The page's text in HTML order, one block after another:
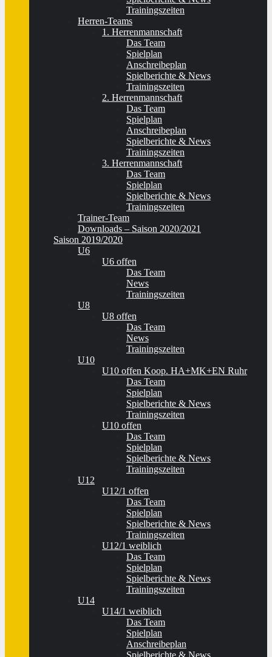
Trainingszeiten
Herren-Teams
1. Herrenmannschaft
Das Team
Spielplan
Anschreibeplan
Spielberichte & News
Trainingszeiten
2. Herrenmannschaft
Das Team
Spielplan
Anschreibeplan
Spielberichte & News
Trainingszeiten
3. Herrenmannschaft
Das Team
Spielplan
Spielberichte & News
Trainingszeiten
Trainer-Team
Downloads – Saison 2020/2021
Saison 2019/2020
U6
U6 offen
Das Team
News
Trainingszeiten
U8
U8 offen
Das Team
News
Trainingszeiten
U10
U10 offen Koop. HA+MK+EN Ruhr
Das Team
Spielplan
Spielberichte & News
Trainingszeiten
U10 offen
Das Team
Spielplan
Spielberichte & News
Trainingszeiten
U12
U12/1 offen
Das Team
Spielplan
Spielberichte & News
Trainingszeiten
U12/1 weiblich
Das Team
Spielplan
Spielberichte & News
Trainingszeiten
U14
U14/1 weiblich
Das Team
Spielplan
Anschreibeplan
Spielberichte & News